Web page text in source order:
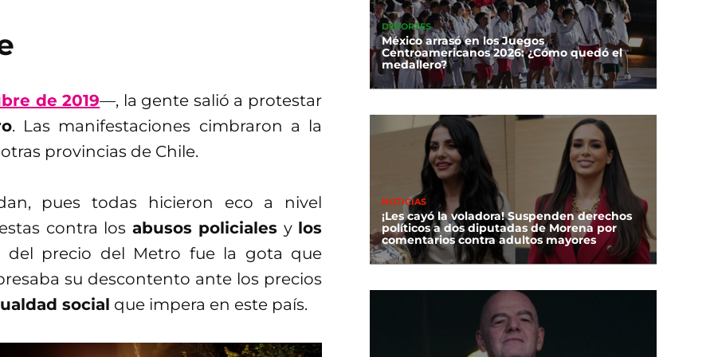
de 2019—, la gente salió a protestar
. Las manifestaciones cimbraron a la
provincias de Chile.
pues todas hicieron eco a nivel
contra los abusos policiales y los
precio del Metro fue la gota que
su descontento ante los precios
social que impera en este país.
DEPORTES
México arrasó en los Juegos
Centroamericanos 2026: ¿Cómo quedó el
medallero?
NOTICIAS
¡Les cayó la voladora! Suspenden derechos
políticos a dos diputadas de Morena por
comentarios contra adultos mayores